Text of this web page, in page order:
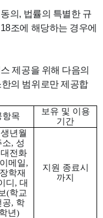
의, 법률의 특별한 규
조에 해당하는 경우에
제공을 위해 다음의
의 범위로만 제공합
항목
보유 및 이용
기간
생년월
소, 성
전화
이메일,
학재
디 , 대
(학교
공, 학
학년)
지원 종료시
까지